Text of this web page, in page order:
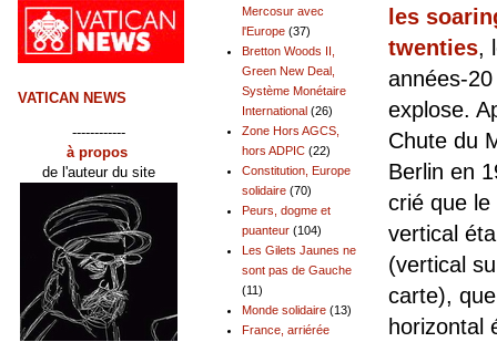
les
twenties,
années-
explose.
Chute du
Berlin en
crié que le
vertical
(vertical
carte),
horizontal
Mercosur avec
l'Europe (37)
Bretton Woods II,
Green New Deal,
Système Monétaire
International (26)
Zone Hors AGCS,
hors ADPIC (22)
Constitution, Europe
solidaire (70)
Peurs, dogme et
puanteur (104)
Les Gilets Jaunes ne
sont pas de Gauche
(11)
Monde solidaire (13)
France, arriérée
VATICAN NEWS
------------
à propos
de l'auteur du site